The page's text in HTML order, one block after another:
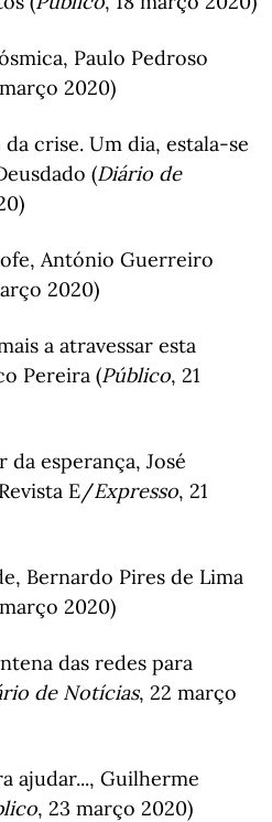
Paulo Pedroso
2020)
crise. Um dia, estala-se
(Diário de
António Guerreiro
2020)
a atravessar esta
Pereira (Público, 21
esperança, José
E/Expresso, 21
Bernardo Pires de Lima
2020)
das redes para
de Notícias, 22 março
ajudar..., Guilherme
, 23 março 2020)